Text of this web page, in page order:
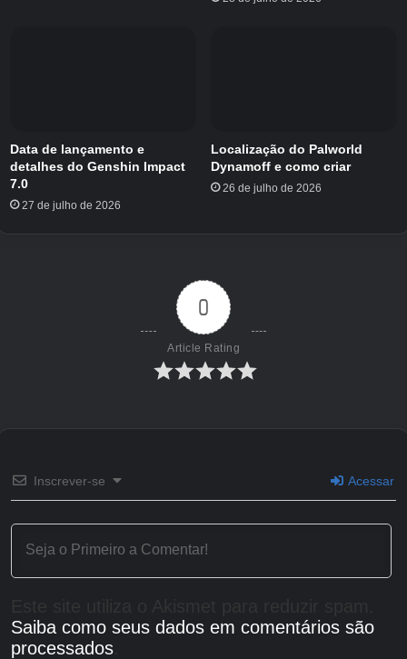
Data de lançamento e
detalhes do Genshin Impact
7.0
27 de julho de 2026
Localização do Palworld
Dynamoff e como criar
26 de julho de 2026
0
Article Rating
Inscrever-se Acessar
Saiba como seus dados em comentários são
processados.